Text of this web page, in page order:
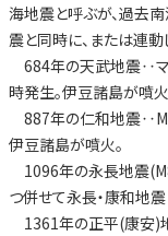
海地震と呼ぶが、過去
震と同時に、または連動
684年の天武地震‥マ
時発生。伊豆諸島が噴火
887年の仁和地震‥M8
伊豆諸島が噴火。
1096年の永長地震(M8
つ併せて永長・康和地
1361年の正平(康安)